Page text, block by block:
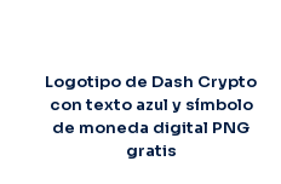
Logotipo de Dash Crypto
con texto azul y símbolo
de moneda digital PNG
gratis